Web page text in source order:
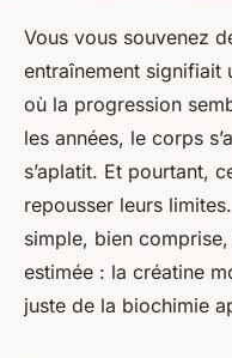
Vous vous souvenez
entraînement signifiait
où la progression
les années, le corps
s’aplatit. Et pourtant,
repousser leurs
simple, bien
estimée : la créatine
juste de la biochimie